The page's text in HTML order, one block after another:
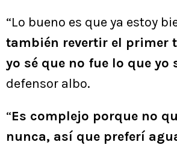
“Lo bueno es que ya estoy
también revertir el primer
yo sé que no fue lo que yo
defensor albo.
“Es complejo porque no
nunca, así que preferí